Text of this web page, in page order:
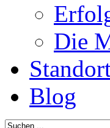
Die
Blog